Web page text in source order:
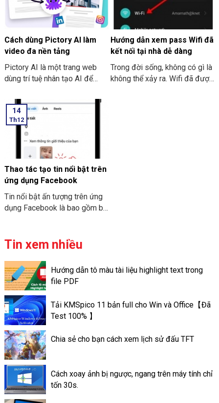
hơn. Các thao tác hủy lệnh in ở
máy Brother là hủy, không cần
in thêm tài liệu tiếp nữa. Và
việc thực hiện hủy lệnh in là
điều tốt nhất nhằm tránh sự
lãng phí thời gian.
chỉ cho bạn cách kích hoạt
extension nhé.
Cách dùng Pictory AI làm
video đa nền tảng
Pictory AI là một trang web
dùng trí tuệ nhân tạo AI để
người sử dụng. Bạn có thể tiến
hành thực hiện làm video cho
những nền tảng bằng các
đoạn text đơn giản và đi kèm
cùng với nhiều công cụ khác
như là Voice AI hoặc là chèn
subtitle,… Hãy cùng THIÊN
SƠN COMPUTER tham khảo
cách dùng Pictory AI làm
video đa nền tảng nhé!
Hướng dẫn xem pass Wifi đã
kết nối tại nhà dễ dàng
Trong đời sống, không có gì là
không thể xảy ra. Wifi đã được
14
Th12
Thao tác tạo tin nổi bật trên
ứng dụng Facebook
Tin nổi bật ấn tượng trên ứng
dụng Facebook là bao gồm bộ
động lưu trữ ngay cả ở trên
với ứng dụng Story Facebook
là chỉ có lưu giữ trong thời
gian nhất định nào đó. Chỉ là
trong vòng 24h. Các tin nổi bật
ấn tượng trên Facebook lại có
thể lưu trữ lâu dài, đến lúc bạn
xóa đi. Cách làm Thao tác tạo
tin nổi bật trên ứng dụng
Facebook là làm như thế nào?
Tin xem nhiều
Hướng dẫn tô màu tài liệu highlight text trong
file PDF
Tải KMSpico 11 bản full cho Win và Office【Đã
Test 100% 】
Chia sẻ cho bạn cách xem lịch sử đấu TFT
Cách xoay ảnh bị ngược, ngang trên máy tính chỉ
tốn 30s.